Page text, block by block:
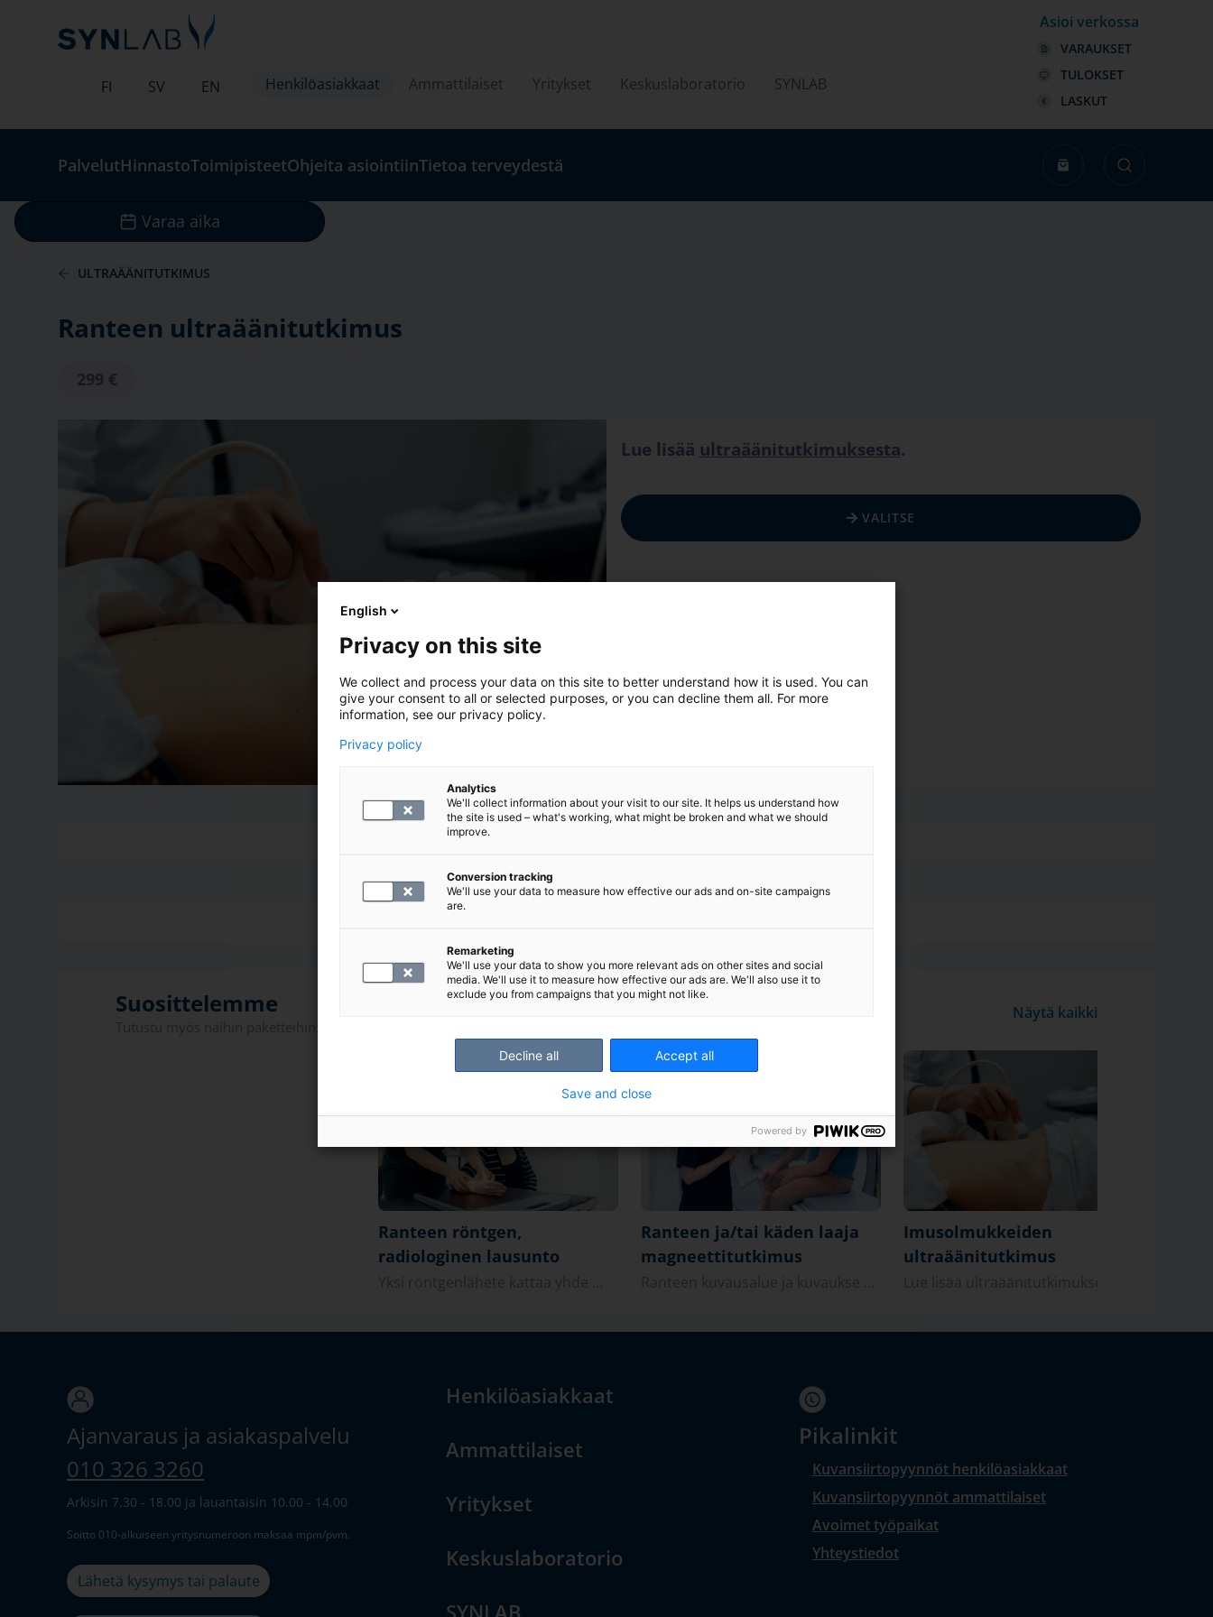
FI SV EN Henkilöasiakkaat Ammattilaiset Yritykset Keskuslaboratorio SYNLAB
Asioi verkossa
VARAUKSET
TULOKSET
LASKUT
PalvelutHinnastoToimipisteetOhjeita asiointiinTietoa terveydestä
Varaa aika
ULTRAÄÄNITUTKIMUS
Ranteen ultraäänitutkimus
299
Lue lisää ultraäänitutkimuksesta.
VALITSE
Suosittelemme
Tutustu myös näihin paketteihin:
Näytä kaikki
Ranteen röntgen,
radiologinen lausunto
Yksi röntgenlähete kattaa yhde ...
Ranteen ja/tai käden laaja
magneettitutkimus
Ranteen kuvausalue ja kuvaukse ...
Imusolmukkeiden
ultraäänitutkimus
Lue lisää ultraäänitutkimukses ...
Ajanvaraus ja asiakaspalvelu
010 326 3260
Arkisin 7.30 - 18.00 ja lauantaisin 10.00 - 14.00
Soitto 010-alkuiseen yritysnumeroon maksaa mpm/pvm.
Lähetä kysymys tai palaute
Henkilöasiakkaat
Ammattilaiset
Yritykset
Keskuslaboratorio
SYNLAB
Pikalinkit
Kuvansiirtopyynnöt henkilöasiakkaat
Kuvansiirtopyynnöt ammattilaiset
Avoimet työpaikat
Yhteystiedot
English
Privacy on this site
We collect and process your data on this site to better understand how it is used. You can
give your consent to all or selected purposes, or you can decline them all. For more
information, see our privacy policy.
Privacy policy
Analytics
We'll collect information about your visit to our site. It helps us understand how
the site is used – what's working, what might be broken and what we should
improve.
Conversion tracking
We'll use your data to measure how effective our ads and on-site campaigns
are.
Remarketing
We'll use your data to show you more relevant ads on other sites and social
media. We'll use it to measure how effective our ads are. We'll also use it to
exclude you from campaigns that you might not like.
Accept all
Decline all
Save and close
Powered by